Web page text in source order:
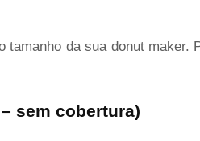
tamanho da sua donut maker.
sem cobertura)